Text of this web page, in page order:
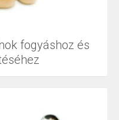
fogyáshoz és